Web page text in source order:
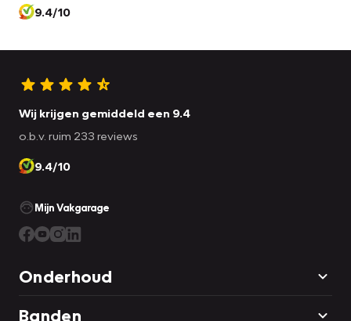
9.4/10
Wij krijgen gemiddeld een 9.4
o.b.v. ruim 233 reviews
9.4/10
Mijn Vakgarage
Onderhoud
Banden